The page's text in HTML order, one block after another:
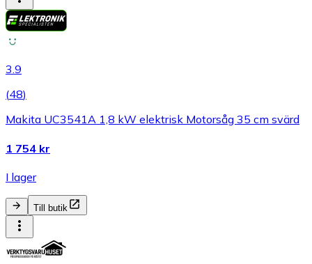
3.9
(48)
Makita UC3541A 1,8 kW elektrisk Motorsåg 35 cm svärd
1 754 kr
I lager
Till butik